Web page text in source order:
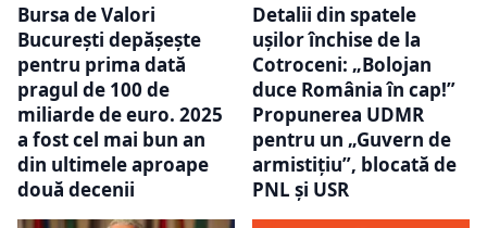
Bursa de Valori
București depășește
pentru prima dată
pragul de 100 de
miliarde de euro. 2025
a fost cel mai bun an
din ultimele aproape
două decenii
Detalii din spatele
ușilor închise de la
Cotroceni: „Bolojan
duce România în cap!”
Propunerea UDMR
pentru un „Guvern de
armistițiu”, blocată de
PNL și USR